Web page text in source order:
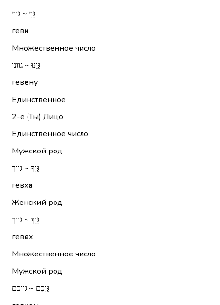
גֵּוִי ~ גווי
геви
Множественное число
גֵּוֵנוּ ~ גוונו
гевену
Единственное
2-е (Ты) Лицо
Единственное число
Мужской род
גֵּוְךָ ~ גווך
гевха
Женский род
גֵּוֵךְ ~ גווך
гевех
Множественное число
Мужской род
גֵּוְכֶם ~ גווכם